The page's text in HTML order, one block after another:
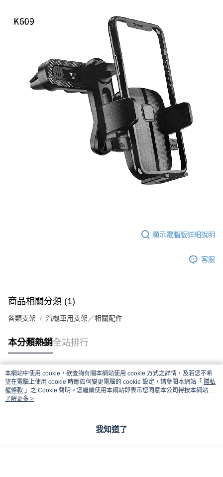
顯示電腦版詳細說明
客服
商品相關分類 (1)
各類支架 汽機車用支架／相關配件
本分類熱銷全站排行
熱門標籤
本網站中使用 cookie，欲查詢有關本網站使用 cookie 方式之詳情，及若您不希
望在電腦上使用 cookie 時應如何變更電腦的 cookie 設定，請參閱本網站「 隱私
權條款 」之 Cookie 聲明。您繼續使用本網站即表示您同意本公司得按本網站使
用條款之 Cookie 聲明使用 cookie。
了解更多 >
我知道了